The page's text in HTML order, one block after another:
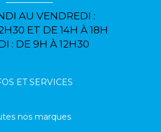
AU VENDREDI :
ET DE 14H À 18H
: DE 9H À 12H30
ET SERVICES
nos marques